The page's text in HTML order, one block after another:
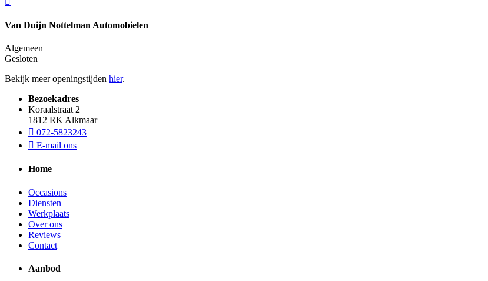
Van Duijn Nottelman Automobielen
Algemeen
Gesloten
Bekijk meer openingstijden hier.
Bezoekadres
Koraalstraat 2
1812 RK Alkmaar
072-5823243
E-mail ons
Home
Occasions
Diensten
Werkplaats
Over ons
Reviews
Contact
Aanbod